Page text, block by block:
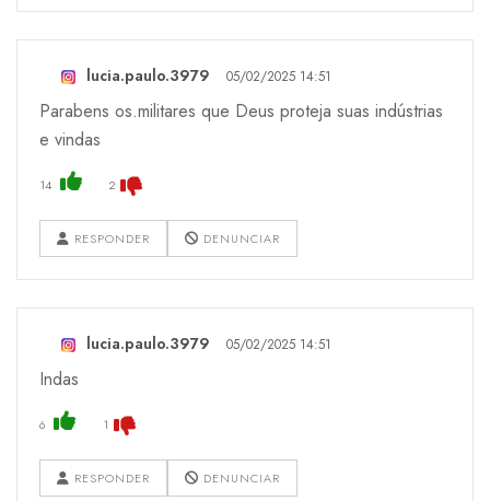
lucia.paulo.3979 05/02/2025 14:51
Parabens os.militares que Deus proteja suas indústrias
e vindas
14 2
RESPONDER DENUNCIAR
lucia.paulo.3979 05/02/2025 14:51
Indas
6 1
RESPONDER DENUNCIAR